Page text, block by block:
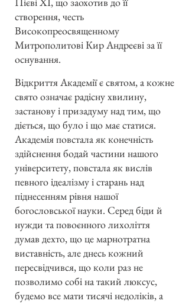
створення, честь
Високопреосвященному
Митрополитові Кир Андреєві за її
оснування.
Відкриття Академії є святом, а кожне
свято означає радісну хвилину,
застанову і призадуму над тим, що
діється, що було і що має статися.
Академія повстала як конечність
здійснення бодай частини нашого
університету, повстала як вислів
певного ідеалізму і старань над
піднесенням рівня нашої
богословської науки. Серед біди й
нужди та повоєнного лихоліття
думав дехто, що це марнотратна
виставність, але днесь кожний
пересвідчився, що коли раз не
позволимо собі на такий люксус,
будемо все мати тисячі недоліків, а